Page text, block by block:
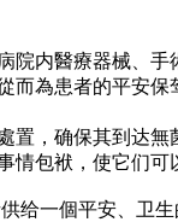
院内醫療器械、
為患者的平安保
，确保其到达
包袱，使它们可
给一個平安、卫